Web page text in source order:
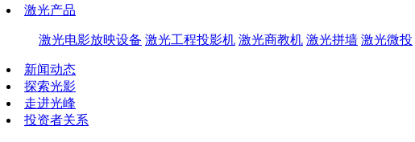
激光产品
激光电影放映设备 激光工程投影机 激光商教机 激光拼墙 激光微投
新闻动态
探索光影
走进光峰
投资者关系